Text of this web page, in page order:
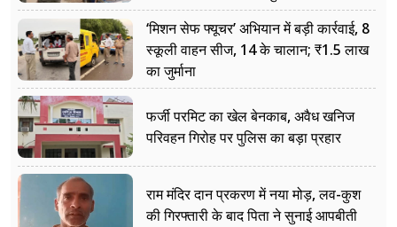
‘मिशन सेफ फ्यूचर’ अभियान में बड़ी कार्रवाई, 8
स्कूली वाहन सीज, 14 के चालान; ₹1.5 लाख
का जुर्माना
फर्जी परमिट का खेल बेनकाब, अवैध खनिज
परिवहन गिरोह पर पुलिस का बड़ा प्रहार
राम मंदिर दान प्रकरण में नया मोड़, लव-कुश
की गिरफ्तारी के बाद पिता ने सुनाई आपबीती